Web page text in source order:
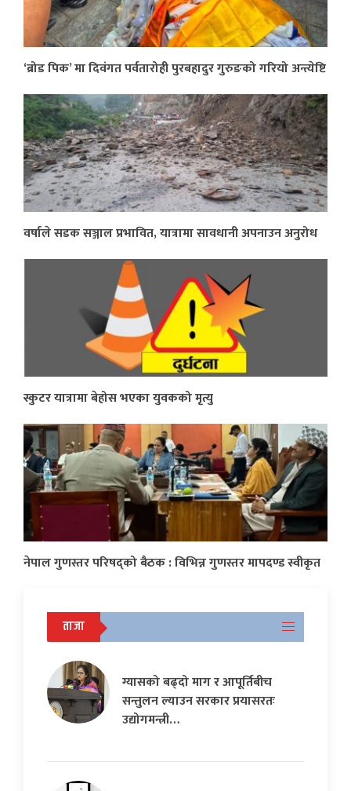
‘ब्रोड पिक’ मा दिवंगत पर्वतारोही पुरबहादुर गुरुङको गरियो अन्त्येष्टि
वर्षाले सडक सञ्जाल प्रभावित, यात्रामा सावधानी अपनाउन अनुरोध
स्कुटर यात्रामा बेहोस भएका युवकको मृत्यु
नेपाल गुणस्तर परिषद्को बैठक : विभिन्न गुणस्तर मापदण्ड स्वीकृत
ताजा
ग्यासको बढ्दो माग र आपूर्तिबीच
सन्तुलन ल्याउन सरकार प्रयासरतः
उद्योगमन्त्री…